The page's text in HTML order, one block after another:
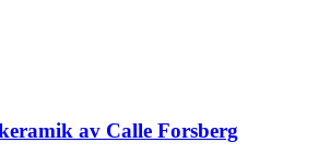
av Calle Forsberg